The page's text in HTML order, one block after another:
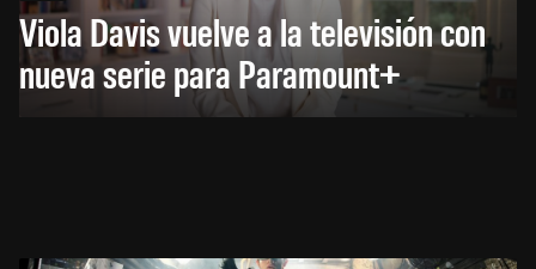
Viola Davis vuelve a la televisión con
nueva serie para Paramount+